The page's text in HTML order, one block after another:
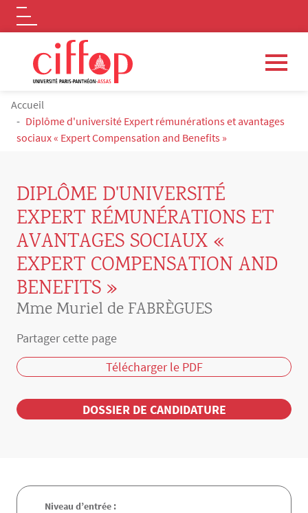
Aller au contenu principal
Logo
FIL D'ARIANE
Accueil
Diplôme d'université Expert rémunérations et avantages
sociaux « Expert Compensation and Benefits »
DIPLÔME D'UNIVERSITÉ
EXPERT RÉMUNÉRATIONS ET
AVANTAGES SOCIAUX «
EXPERT COMPENSATION AND
BENEFITS »
Mme Muriel de FABRÈGUES
Partager cette page
Télécharger le PDF
DOSSIER DE CANDIDATURE
Niveau d’entrée :